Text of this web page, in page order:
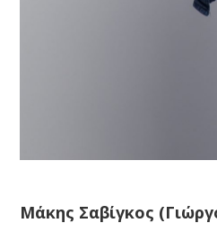
Μάκης Σαβίγκος